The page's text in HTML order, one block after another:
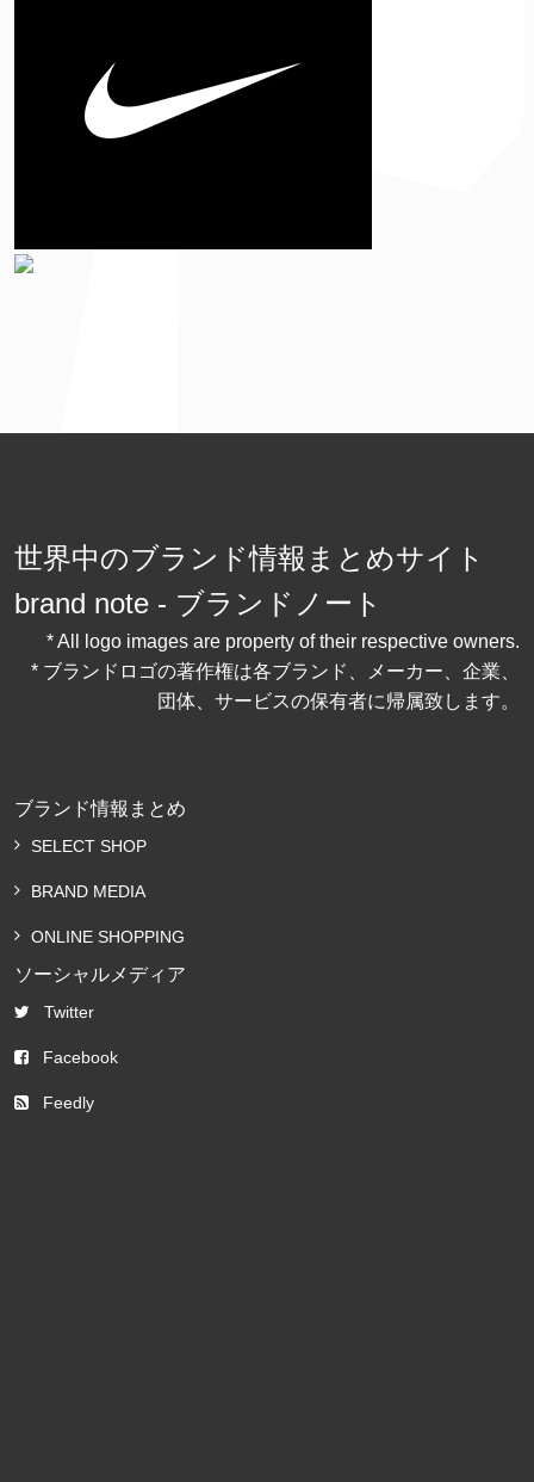
世界中のブランド情報まとめサイト
brand note - ブランドノート
* All logo images are property of their respective owners.
* ブランドロゴの著作権は各ブランド、メーカー、企業、
団体、サービスの保有者に帰属致します。
ブランド情報まとめ
SELECT SHOP
BRAND MEDIA
ONLINE SHOPPING
ソーシャルメディア
Twitter
Facebook
Feedly